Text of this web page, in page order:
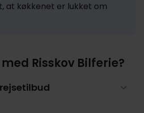
at køkkenet er lukket om
Risskov Bilferie?